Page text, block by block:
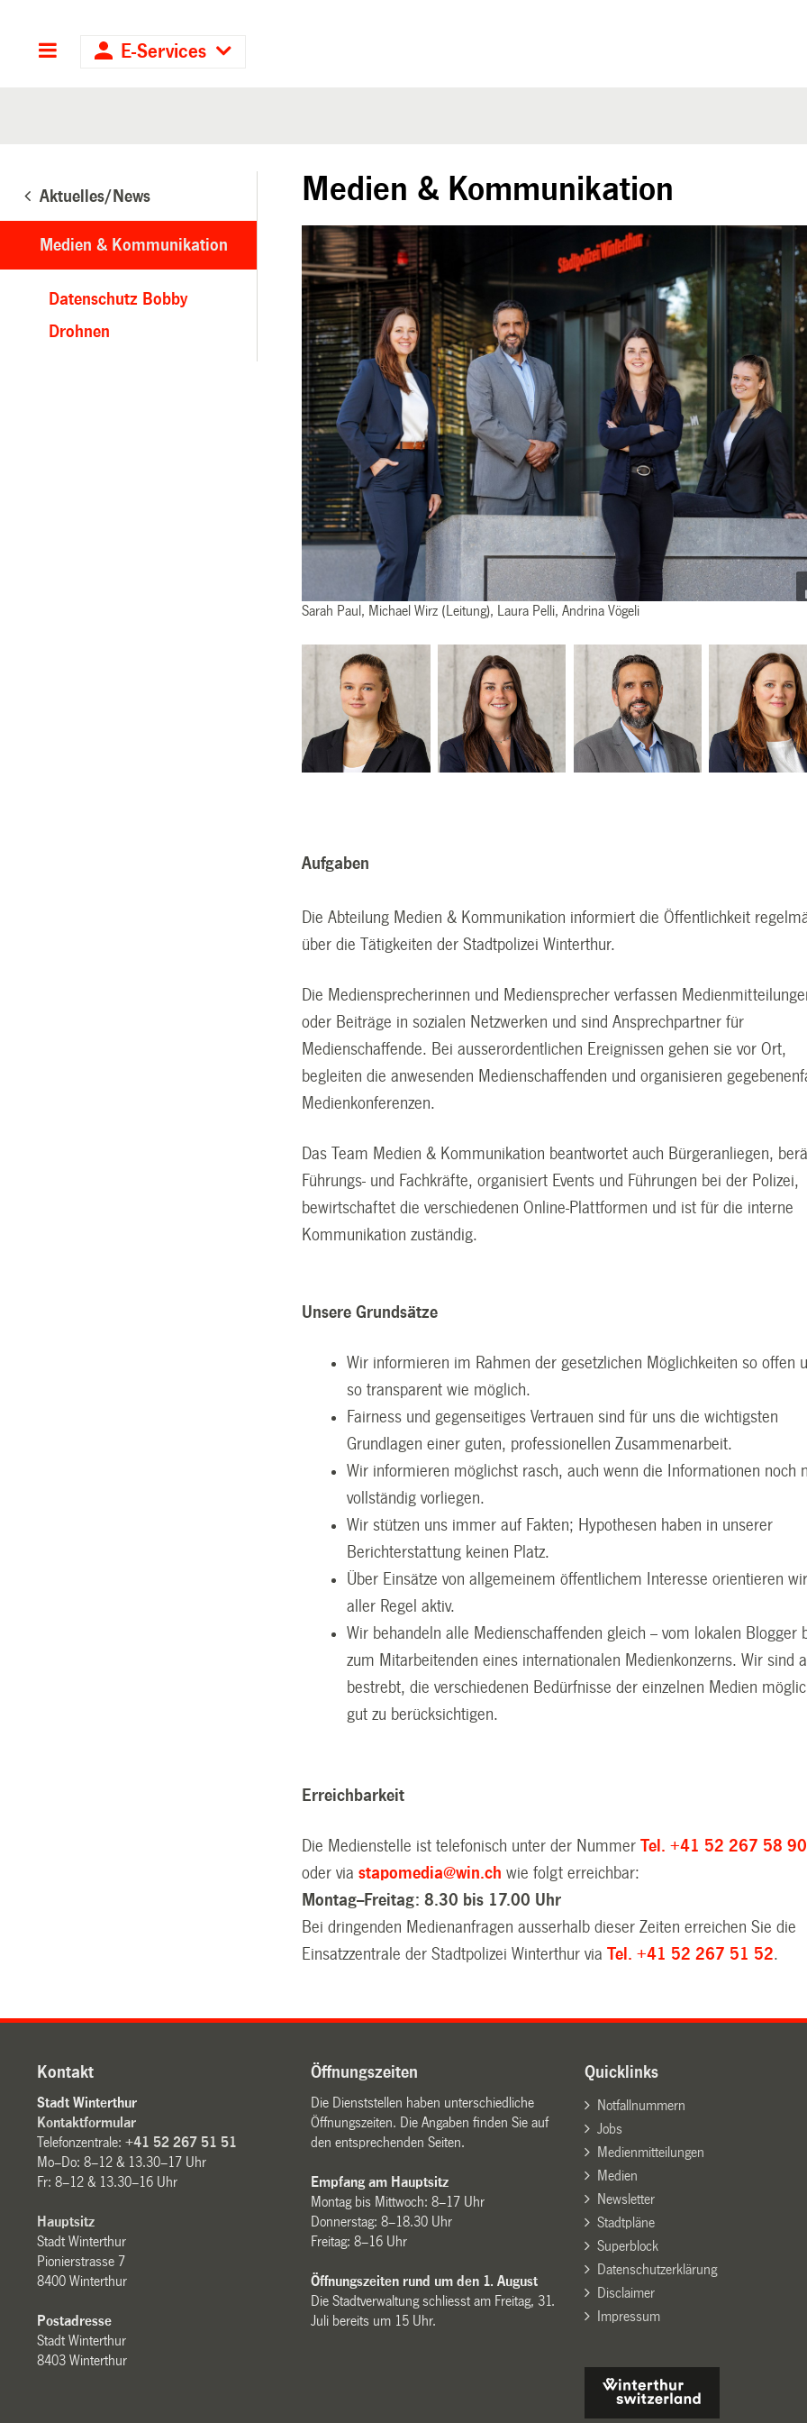
Hauptnavigation
E-Services
Aktuelles/News
Medien & Kommunikation
Datenschutz Bobby
Drohnen
Medien & Kommunikation
Sarah Paul, Michael Wirz (Leitung), Laura Pelli, Andrina Vögeli
Aufgaben
Die Abteilung Medien & Kommunikation informiert die Öffentlichkeit
über die Tätigkeiten der Stadtpolizei Winterthur.
Die Mediensprecherinnen und Mediensprecher verfassen
oder Beiträge in sozialen Netzwerken und sind Ansprechpartner für
Medienschaffende. Bei ausserordentlichen Ereignissen gehen sie vor Ort,
begleiten die anwesenden Medienschaffenden und organisieren
Medienkonferenzen.
Das Team Medien & Kommunikation beantwortet auch Bürgeranliegen,
Führungs- und Fachkräfte, organisiert Events und Führungen bei der Polizei,
bewirtschaftet die verschiedenen Online-Plattformen und ist für die interne
Kommunikation zuständig.
Unsere Grundsätze
Wir informieren im Rahmen der gesetzlichen Möglichkeiten so offen
so transparent wie möglich.
Fairness und gegenseitiges Vertrauen sind für uns die wichtigsten
Grundlagen einer guten, professionellen Zusammenarbeit.
Wir informieren möglichst rasch, auch wenn die Informationen noch
vollständig vorliegen.
Wir stützen uns immer auf Fakten; Hypothesen haben in unserer
Berichterstattung keinen Platz.
Über Einsätze von allgemeinem öffentlichem Interesse orientieren
aller Regel aktiv.
Wir behandeln alle Medienschaffenden gleich -- vom lokalen Blogger
zum Mitarbeitenden eines internationalen Medienkonzerns. Wir sind
bestrebt, die verschiedenen Bedürfnisse der einzelnen Medien
gut zu berücksichtigen.
Erreichbarkeit
Die Medienstelle ist telefonisch unter der NummerTel. +41 52 267 58 90
oder viastapomedia@win.ch wie folgt erreichbar:
Montag--Freitag: 8.30 bis 17.00 Uhr
Bei dringenden Medienanfragen ausserhalb dieser Zeiten erreichen Sie die
Einsatzzentrale der Stadtpolizei Winterthur viaTel. +41 52 267 51 52.
Kontakt
Stadt Winterthur
Kontaktformular
Telefonzentrale:+41 52 267 51 51
Mo–Do: 8–12 & 13.30–17 Uhr
Fr: 8–12 & 13.30–16 Uhr
Hauptsitz
Stadt Winterthur
Pionierstrasse 7
8400 Winterthur
Postadresse
Stadt Winterthur
8403 Winterthur
Öffnungszeiten
Die Dienststellen haben unterschiedliche
Öffnungszeiten. Die Angaben finden Sie auf
den entsprechenden Seiten.
Empfang am Hauptsitz
Montag bis Mittwoch: 8–17 Uhr
Donnerstag: 8–18.30 Uhr
Freitag: 8–16 Uhr
Öffnungszeiten rund um den 1. August
Die Stadtverwaltung schliesst am Freitag, 31.
Juli bereits um 15 Uhr.
Quicklinks
Notfallnummern
Jobs
Medienmitteilungen
Medien
Newsletter
Stadtpläne
Superblock
Datenschutzerklärung
Disclaimer
Impressum